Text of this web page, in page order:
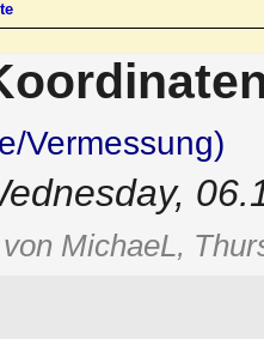
Vermessung)
MichaeL,